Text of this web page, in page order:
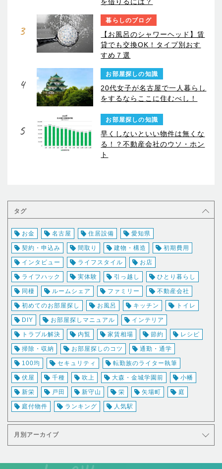
3
暮らしのブログ
【お風呂のシャワーヘッド】賃
貸でも交換OK！タイプ別おす
すめ７選
4
お部屋探しの知識
20代女子が名古屋で一人暮らし
をするならここに住むべし！
5
お部屋探しの知識
早くしないといい物件は無くな
る！？不動産会社のウソ・ホン
ト
タグ
お金 名古屋 住居設備 愛知県
契約・申込み 間取り 建物・構造 初期費用
インタビュー ライフスタイル お店
ライフハック 実体験 引っ越し ひとり暮らし
同棲 ルームシェア ファミリー 不動産会社
初めてのお部屋探し お風呂 キッチン トイレ
DIY お部屋探しマニュアル インテリア
トラブル解決 内覧 家賃相場 節約 レシピ
掃除・収納 お部屋探しのコツ 通勤・通学
100均 セキュリティ 転勤族のライター執筆
伏屋 千種 吹上 大森・金城学園前 小幡
新栄 戸田 新守山 栄 矢場町 庭
庭付物件 ランキング 人気駅
月別アーカイブ